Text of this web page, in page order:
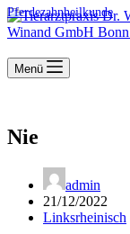
Pferdezahnheilkunde
Menü
Nie
admin
21/12/2022
Linksrheinisch